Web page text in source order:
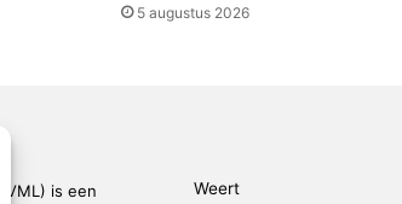
5 augustus 2026
is een
Weert